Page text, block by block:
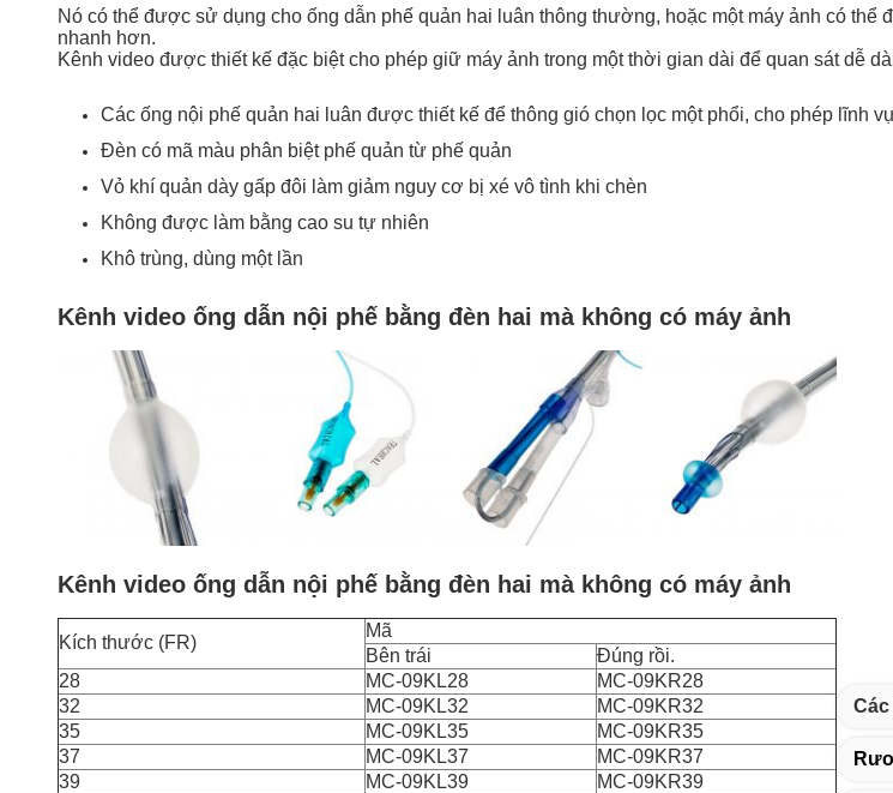
Nó có thể được sử dụng cho ống dẫn phế quản hai luân thông thường, hoặc một máy ảnh có
nhanh hơn.
Kênh video được thiết kế đặc biệt cho phép giữ máy ảnh trong một thời gian dài để quan sát dễ
Các ống nội phế quản hai luân được thiết kế để thông gió chọn lọc một phổi, cho phép lĩnh
Đèn có mã màu phân biệt phế quản từ phế quản
Vỏ khí quản dày gấp đôi làm giảm nguy cơ bị xé vô tình khi chèn
Không được làm bằng cao su tự nhiên
Khô trùng, dùng một lần
Kênh video ống dẫn nội phế bằng đèn hai mà không có máy ảnh
Kênh video ống dẫn nội phế bằng đèn hai mà không có máy ảnh
Kích thước (FR)
Mã
Bên trái
Đúng rồi.
28
MC-09KL28
MC-09KR28
32
MC-09KL32
MC-09KR32
35
MC-09KL35
MC-09KR35
37
MC-09KL37
MC-09KR37
39
MC-09KL39
MC-09KR39
Các